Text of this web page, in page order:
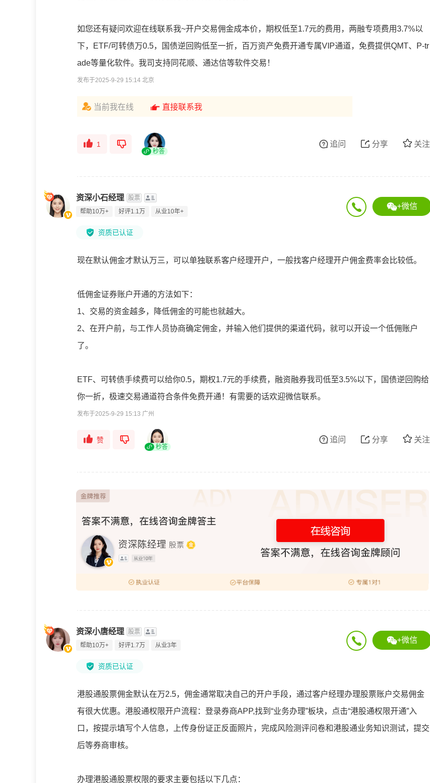
如您还有疑问欢迎在线联系我~开户交易佣金成本价，期权低至1.7元的费用，两融专项费用3.7%以
下，ETF/可转债万0.5，国债逆回购低至一折，百万资产免费开通专属VIP通道，免费提供QMT、P-tr
ade等量化软件。我司支持同花顺、通达信等软件交易！
发布于2025-9-29 15:14 北京
当前我在线 直接联系我
1
秒答
关注
分享
追问
+微信
资深小石经理 股票
帮助10万+
好评1.1万 从业10年+
资质已认证
现在默认佣金才默认万三，可以单独联系客户经理开户，一般找客户经理开户佣金费率会比较低。
低佣金证券账户开通的方法如下：
1、交易的资金越多，降低佣金的可能也就越大。
2、在开户前，与工作人员协商确定佣金，并输入他们提供的渠道代码，就可以开设一个低佣账户
了。
ETF、可转债手续费可以给你0.5，期权1.7元的手续费，融资融券我司低至3.5%以下，国债逆回购给
你一折，极速交易通道符合条件免费开通！有需要的话欢迎微信联系。
发布于2025-9-29 15:13 广州
赞
秒答
关注
分享
追问
+微信
资深小唐经理 股票
帮助10万+
好评1.7万 从业3年
资质已认证
港股通股票佣金默认在万2.5，佣金通常取决自己的开户手段，通过客户经理办理股票账户交易佣金
有很大优惠。港股通权限开户流程：登录券商APP,找到“业务办理”板块，点击“港股通权限开通”入
口，按提示填写个人信息，上传身份证正反面照片，完成风险测评问卷和港股通业务知识测试，提交
后等券商审核。
办理港股通股票权限的要求主要包括以下几点：